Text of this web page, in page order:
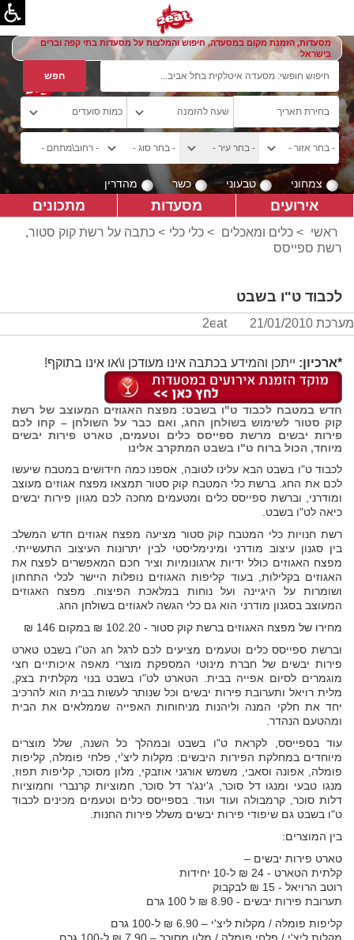
מסעדות, הזמנת מקום במסעדה, חיפוש והמלצות על מסעדות בתי קפה וברים
בישראל
צמחוני טבעוני כשר מהדרין
אירועים מסעדות מתכונים
ראשי > כלים ומאכלים > כלי כלי > כתבה על רשת קוק סטור,
רשת ספייסס
לכבוד ט"ו בשבט
מערכת 2eat 21/01/2010
*ארכיון: ייתכן והמידע בכתבה אינו מעודכן ו\או אינו בתוקף!
חדש במטבח לכבוד ט"ו בשבט: מפצח האגוזים המעוצב של רשת
קוק סטור לשימוש בשולחן החג, ואם כבר על השולחן – קחו לכם
פירות יבשים מרשת ספייסס כלים וטעמים, טארט פירות יבשים
מיוחד, הכול ברוח ט"ו בשבט המתקרב אלינו
לכבוד ט"ו בשבט הבא עלינו לטובה, אספנו כמה חידושים במטבח שיעשו
לכם את החג. ברשת כלי המטבח קוק סטור תמצאו מפצח אגוזים מעוצב
ומודרני, וברשת ספייסס כלים ומטעמים מחכה לכם מגוון פירות יבשים
כיאה לט"ו בשבט.
רשת חנויות כלי המטבח קוק סטור מציעה מפצח אגוזים חדש המשלב
בין סגנון עיצוב מודרני ומינימליסטי לבין יתרונות העיצוב התעשייתי.
מפצח האגוזים כולל ידיות ארגונומיות וציר חכם המאפשרים לפצח את
האגוזים בקלילות, בעוד קליפות האגוזים נופלות היישר לכלי התחתון
ושומרות על היגיינה ועל נוחות במלאכת הפיצוח. מפצח האגוזים
המעוצב בסגנון מודרני הוא גם כלי הגשה לאגוזים בשולחן החג.
מחירו של מפצח האגוזים ברשת קוק סטור - 102.20 ₪ במקום 146 ₪
וברשת ספייסס כלים וטעמים מציעים לכם לרגל חג הט"ו בשבט טארט
פירות יבשים של חברת מינוטי המספקת מוצרי מאפה איכותיים חצי
מוגמרים לסיום אפייה בבית. הטארט לט"ו בשבט בנוי מקלתית בצק,
מלית רויאל ותערובת פירות יבשים וכל שנותר לעשות בבית הוא להרכיב
יחד את חלקי המנה וליהנות מניחוחות האפייה שממלאים את הבית
ומהטעם הנהדר.
עוד בספייסס, לקראת ט"ו בשבט ובמהלך כל השנה, שלל מוצרים
מיוחדים במחלקת הפירות היבשים: מקלות ליצ'י, פלחי פומלה, קליפות
פומלה, אפונה וסאבי, משמש אורגני אוזבקי, מלון מסוכר, קליפות תפוז,
מנגו טבעי ומנגו דל סוכר, ג'ינג'ר דל סוכר, חמוציות קרנברי וחמוציות
דלות סוכר, קרמבולה ועוד ועוד. בספייסס כלים וטעמים מכינים לכבוד
ט"ו בשבט גם שיפודי פירות יבשים משלל פירות החנות.
בין המוצרים:
טארט פירות יבשים –
קלתית הטארט - 24 ₪ ל-10 יחידות
רוטב הרויאל - 15 ₪ לבקבוק
תערובת פירות יבשים - 8.90 ₪ ל 100 גרם
קליפות פומלה / מקלות ליצ'י – 6.90 ₪ ל-100 גרם